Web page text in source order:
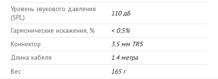
Уровень звукового давления
(SPL)
110 дБ
Гармонические искажения, %
< 0.5%
Коннектор
3.5 мм TRS
Длина кабеля
1.4 метра
Вес
165 г